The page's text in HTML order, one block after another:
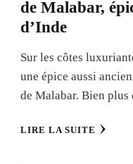
de Malabar,
d’Inde
Sur les côtes
une épice aussi
de Malabar. Bien
LIRE LA SUITE